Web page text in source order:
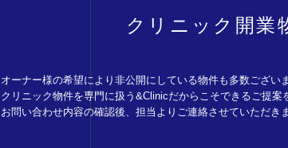
クリニック開業
オーナー様の希望により非公開にしている物件も多数ござい
クリニック物件を専門に扱う&Clinicだからこそできるご提
お問い合わせ内容の確認後、担当よりご連絡させていただきま